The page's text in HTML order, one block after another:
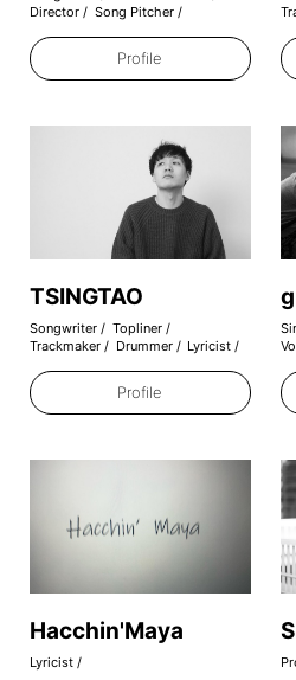
2022.01.22
リリックラボ25期への参加
TomoLowがプロデュース
の《CITRUS》が2021年の
賞を受賞しました
XPXP《A Little Jealous
Reeny Smith》is OUT!
インスタグラムはじめまし
works are also updated
instagram!
ます!
Director
Song Pitcher
Profile
TSINGTAO
Songwriter
Topliner
Trackmaker
Drummer Lyricist
Profile
Hacchin'Maya
Lyricist